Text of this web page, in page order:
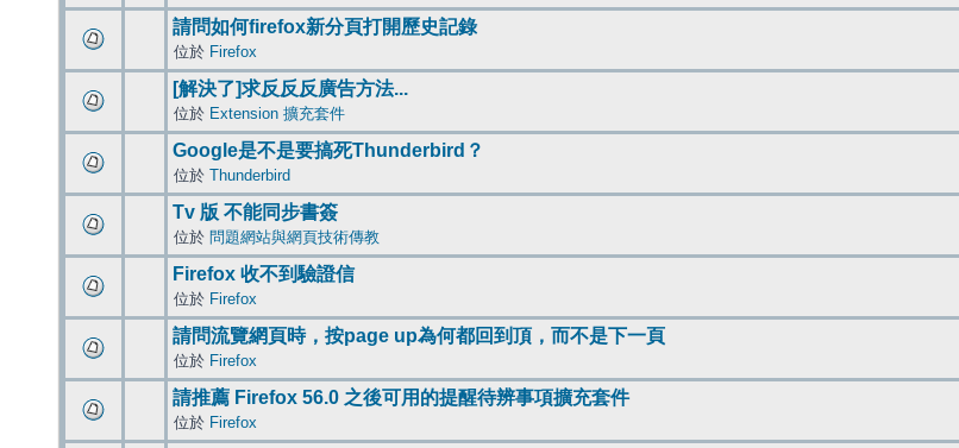
請問如何firefox新分頁打開歷史記錄
位於 Firefox
[解決了]求反反反廣告方法...
位於 Extension 擴充套件
Google是不是要搞死Thunderbird？
位於 Thunderbird
Tv 版 不能同步書簽
位於 問題網站與網頁技術傳教
Firefox 收不到驗證信
位於 Firefox
請問流覽網頁時，按page up為何都回到頂，而不是下一頁
位於 Firefox
請推薦 Firefox 56.0 之後可用的提醒待辨事項擴充套件
位於 Firefox